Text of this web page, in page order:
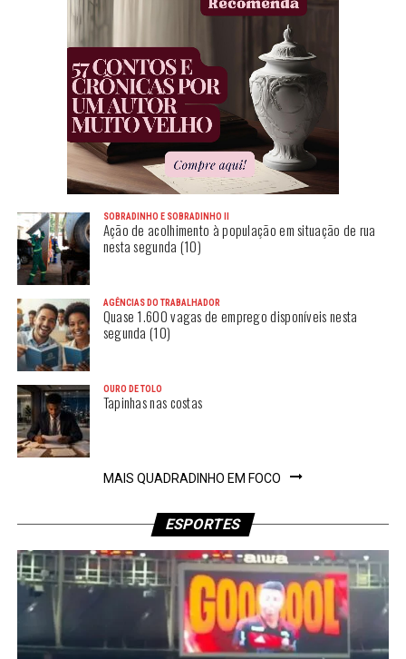
SOBRADINHO E SOBRADINHO II
Ação de acolhimento à população em situação de rua
nesta segunda (10)
AGÊNCIAS DO TRABALHADOR
Quase 1.600 vagas de emprego disponíveis nesta
segunda (10)
OURO DE TOLO
Tapinhas nas costas
MAIS QUADRADINHO EM FOCO
ESPORTES